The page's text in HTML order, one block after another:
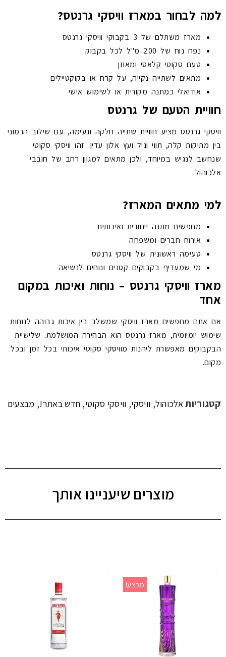
למה לבחור במארז וויסקי גרנטס?
מארז משתלם של 3 בקבוקי וויסקי גרנטס
נפח נוח של 200 מ"ל לכל בקבוק
טעם סקוטי קלאסי ומאוזן
מתאים לשתייה נקייה, על קרח או בקוקטיילים
אידיאלי כמתנה מקורית או לשימוש אישי
חוויית הטעם של גרנטס
וויסקי גרנטס מציע חוויית שתייה חלקה ונעימה, עם שילוב הרמוני
בין מתיקות קלה, תווי וניל ועץ אלון עדין. זהו וויסקי סקוטי
שנחשב לנגיש במיוחד, ולכן מתאים למגוון רחב של חובבי
אלכוהול.
למי מתאים המארז?
מחפשים מתנה ייחודית ואיכותית
אירוח חברים ומשפחה
טעימה ראשונית של וויסקי גרנטס
מי שמעדיף בקבוקים קטנים ונוחים לנשיאה
מארז וויסקי גרנטס – נוחות ואיכות במקום
אחד
אם אתם מחפשים מארז וויסקי שמשלב בין איכות גבוהה לנוחות
שימוש יומיומית, מארז גרנטס הוא הבחירה המושלמת. שלישיית
הבקבוקים מאפשרת ליהנות מוויסקי סקוטי איכותי בכל זמן ובכל
מקום.
קטגוריותאלכוהול, וויסקי, וויסקי סקוטי, חדש באתר!, מבצעים
מוצרים שיעניינו אותך
מבצע!